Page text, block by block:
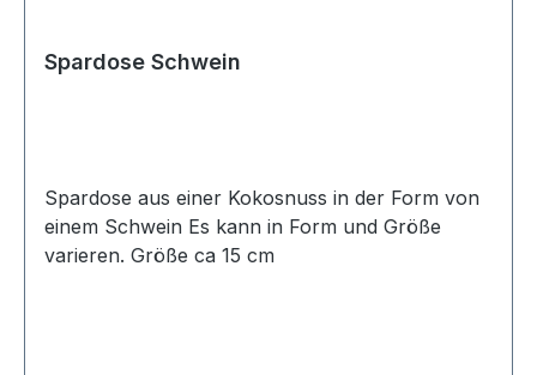
Spardose Schwein
Spardose aus einer Kokosnuss in der Form von
einem Schwein Es kann in Form und Größe
varieren. Größe ca 15 cm